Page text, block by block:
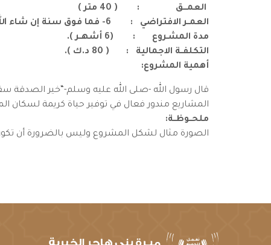
العمـــق : ( 40 متر )
العمــر الافتراضي : 6- فما فوق سنة إن شاء الله.
مدة المشـروع : (6 أشهــر ).
التكلفــة الاجمالية : ( 80 د.ك ).
أهمية المشروع:
قال رسول الله -صلى الله عليه وسلم-“خير الصدقة
المشاريع مندور فعال في توفير حياة كريمة لسكان
ملحــوظــة:
الصورة مثال لشكل المشروع وليس بالضرورة أن